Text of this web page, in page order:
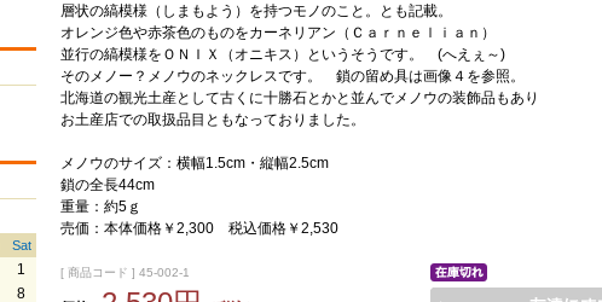
層状の縞模様（しまもよう）を持つモノのこと。とも記載。
オレンジ色や赤茶色のものをカーネリアン（Ｃａｒｎｅｌｉａｎ）
並行の縞模様をＯＮＩＸ（オニキス）というそうです。 (へえぇ～)
そのメノー？メノウのネックレスです。 鎖の留め具は画像４を参照。
北海道の観光土産として古くに十勝石とかと並んでメノウの装飾品もあり
お土産店での取扱品目ともなっておりました。
メノウのサイズ：横幅1.5cm・縦幅2.5cm
鎖の全長44cm
重量：約5ｇ
売価：本体価格￥2,300 税込価格￥2,530
[ 商品コード ] 45-002-1
Sat
1
8